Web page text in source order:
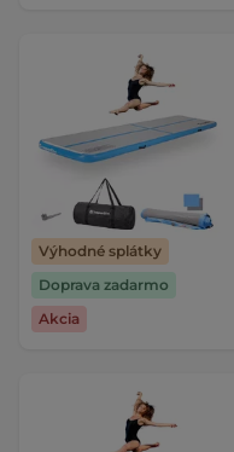
Výhodné splátky
Doprava zadarmo
Akcia